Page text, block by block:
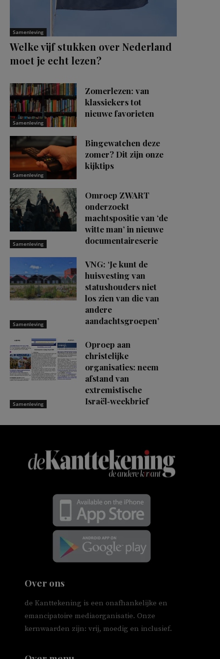
Samenleving
Welke vijf stukken over Nederland
moet je echt lezen?
Samenleving
Zomerlezen: van
klassiekers tot
nieuwe favorieten
Samenleving
Bingewatchen deze
zomer? Dit zijn onze
kijktips
Samenleving
Omroep ZWART
onderzoekt
machtspositie van ‘de
witte man’ in nieuwe
documentaireserie
Samenleving
VNG: ‘Je kunt de
huisvesting van
statushouders niet
los zien van die van
andere
aandachtsgroepen’
Samenleving
Oproep aan
christelijke
organisaties: neem
afstand van
extremistische
Israël‑weekbrief
Over ons
de Kanttekening is een onafhankelijke en
emancipatoire mediaorganisatie. Onze
kernwaarden zijn: vrij, moedig en inclusief.